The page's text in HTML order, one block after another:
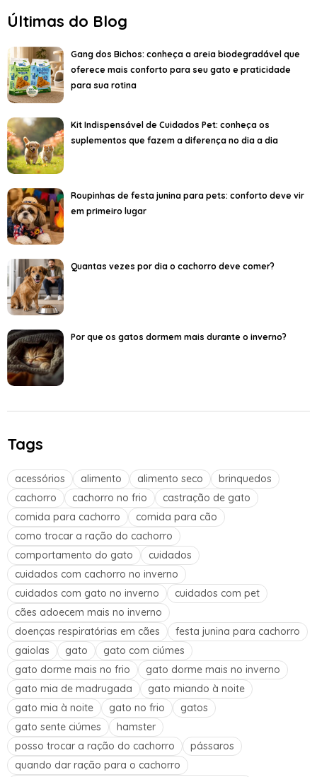
Últimas do Blog
Gang dos Bichos: conheça a areia biodegradável que
oferece mais conforto para seu gato e praticidade
para sua rotina
Kit Indispensável de Cuidados Pet: conheça os
suplementos que fazem a diferença no dia a dia
Roupinhas de festa junina para pets: conforto deve vir
em primeiro lugar
Quantas vezes por dia o cachorro deve comer?
Por que os gatos dormem mais durante o inverno?
Tags
acessórios alimento alimento seco
brinquedos
cachorro
cachorro no frio
castração de gato
comida para cachorro
comida para cão
como trocar a ração do cachorro
comportamento do gato
cuidados
cuidados com cachorro no inverno
cuidados com gato no inverno
cuidados com pet
cães adoecem mais no inverno
doenças respiratórias em cães
festa junina para cachorro
gaiolas
gato
gato com ciúmes
gato dorme mais no frio
gato dorme mais no inverno
gato mia de madrugada
gato miando à noite
gato mia à noite
gato no frio
gatos
gato sente ciúmes
hamster
posso trocar a ração do cachorro
pássaros
quando dar ração para o cachorro